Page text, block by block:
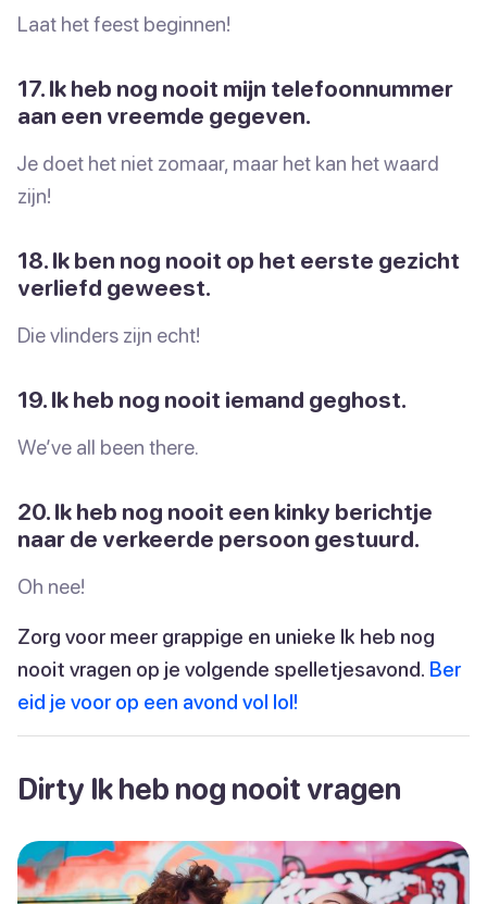
Laat het feest beginnen!
17. Ik heb nog nooit mijn telefoonnummer
aan een vreemde gegeven.
Je doet het niet zomaar, maar het kan het waard
zijn!
18. Ik ben nog nooit op het eerste gezicht
verliefd geweest.
Die vlinders zijn echt!
19. Ik heb nog nooit iemand geghost.
We’ve all been there.
20. Ik heb nog nooit een kinky berichtje
naar de verkeerde persoon gestuurd.
Oh nee!
Zorg voor meer grappige en unieke Ik heb nog
nooit vragen op je volgende spelletjesavond. Ber
eid je voor op een avond vol lol!
Dirty Ik heb nog nooit vragen